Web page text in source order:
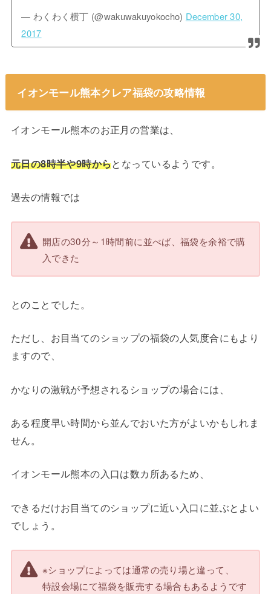
— わくわく横丁 (@wakuwakuyokocho) December 30,
2017
イオンモール熊本クレア福袋の攻略情報
イオンモール熊本のお正月の営業は、
元日の8時半や9時からとなっているようです。
過去の情報では
開店の30分～1時間前に並べば、福袋を余裕で購
入できた
とのことでした。
ただし、お目当てのショップの福袋の人気度合にもより
ますので、
かなりの激戦が予想されるショップの場合には、
ある程度早い時間から並んでおいた方がよいかもしれま
せん。
イオンモール熊本の入口は数カ所あるため、
できるだけお目当てのショップに近い入口に並ぶとよい
でしょう。
※ショップによっては通常の売り場と違って、
特設会場にて福袋を販売する場合もあるようです